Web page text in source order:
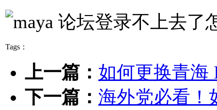
Tags：
上一篇： 如何更换青海
下一篇： 海外党必看！